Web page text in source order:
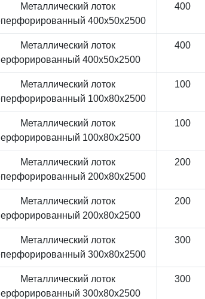
Металлический лоток
400x50x2500
400
Металлический лоток
400x50x2500
400
Металлический лоток
100x80x2500
100
Металлический лоток
100x80x2500
100
Металлический лоток
200x80x2500
200
Металлический лоток
200x80x2500
200
Металлический лоток
300x80x2500
300
Металлический лоток
300x80x2500
300